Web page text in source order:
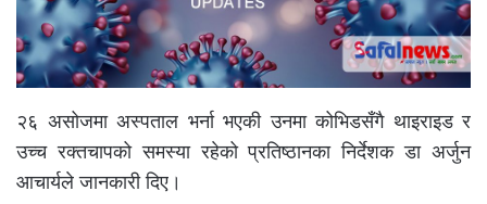
२६ असोजमा अस्पताल भर्ना भएकी उनमा कोभिडसँगै थाइराइड र
उच्च रक्तचापको समस्या रहेको प्रतिष्ठानका निर्देशक डा अर्जुन
आचार्यले जानकारी दिए।